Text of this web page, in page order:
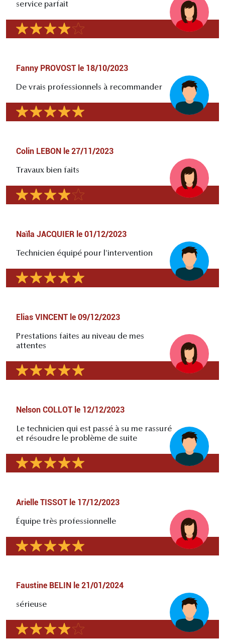
service parfait
Fanny PROVOST le 18/10/2023
De vrais professionnels à recommander
Colin LEBON le 27/11/2023
Travaux bien faits
Naïla JACQUIER le 01/12/2023
Technicien équipé pour l'intervention
Elias VINCENT le 09/12/2023
Prestations faites au niveau de mes
attentes
Nelson COLLOT le 12/12/2023
Le technicien qui est passé à su me rassuré
et résoudre le problème de suite
Arielle TISSOT le 17/12/2023
Équipe très professionnelle
Faustine BELIN le 21/01/2024
sérieuse